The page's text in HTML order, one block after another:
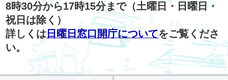
8時30分から17時15分まで（土曜日・日曜日・
祝日は除く）
詳しくは 日曜日窓口開庁についてをご覧くださ
い。